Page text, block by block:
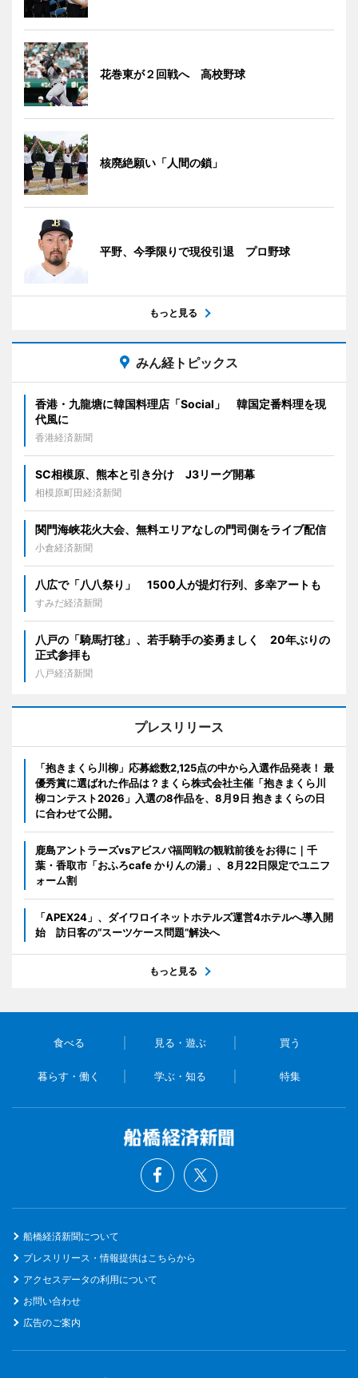
花巻東が２回戦へ 高校野球
核廃絶願い「人間の鎖」
平野、今季限りで現役引退 プロ野球
もっと見る
みん経トピックス
香港・九龍塘に韓国料理店「Social」 韓国定番料理を現
代風に
香港経済新聞
SC相模原、熊本と引き分け J3リーグ開幕
相模原町田経済新聞
関門海峡花火大会、無料エリアなしの門司側をライブ配信
小倉経済新聞
八広で「八八祭り」 1500人が提灯行列、多幸アートも
すみだ経済新聞
八戸の「騎馬打毬」、若手騎手の姿勇ましく 20年ぶりの
正式参拝も
八戸経済新聞
プレスリリース
「抱きまくら川柳」応募総数2,125点の中から入選作品発表！ 最
優秀賞に選ばれた作品は？まくら株式会社主催「抱きまくら川
柳コンテスト2026」入選の8作品を、8月9日 抱きまくらの日
に合わせて公開。
鹿島アントラーズvsアビスパ福岡戦の観戦前後をお得に｜千
葉・香取市「おふろcafe かりんの湯」、8月22日限定でユニフ
ォーム割
「APEX24」、ダイワロイネットホテルズ運営4ホテルへ導入開
始 訪日客の“スーツケース問題”解決へ
もっと見る
食べる 見る・遊ぶ 買う
暮らす・働く 学ぶ・知る 特集
船橋経済新聞について
プレスリリース・情報提供はこちらから
アクセスデータの利用について
お問い合わせ
広告のご案内